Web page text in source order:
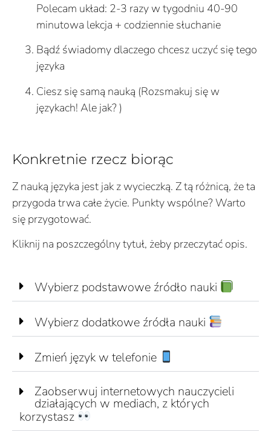
Polecam układ: 2-3 razy w tygodniu 40-90
minutowa lekcja + codziennie słuchanie
Bądź świadomy dlaczego chcesz uczyć się tego
języka
Ciesz się samą nauką (Rozsmakuj się w
językach! Ale jak? )
Konkretnie rzecz biorąc
Z nauką języka jest jak z wycieczką. Z tą różnicą, że ta
przygoda trwa całe życie. Punkty wspólne? Warto
się przygotować.
Kliknij na poszczególny tytuł, żeby przeczytać opis.
Wybierz podstawowe źródło nauki
Wybierz dodatkowe źródła nauki
Zmień język w telefonie
Zaobserwuj internetowych nauczycieli
działających w mediach, z których
korzystasz